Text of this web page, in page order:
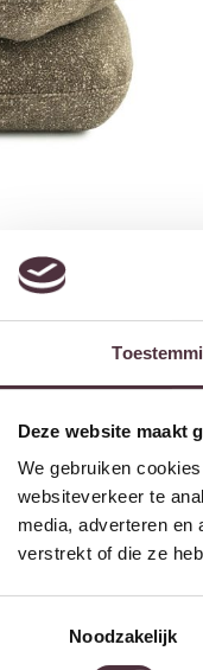
Deze website maakt
We gebruiken
websiteverkeer te
media, adverteren en
verstrekt of die ze
Noodzakelijk